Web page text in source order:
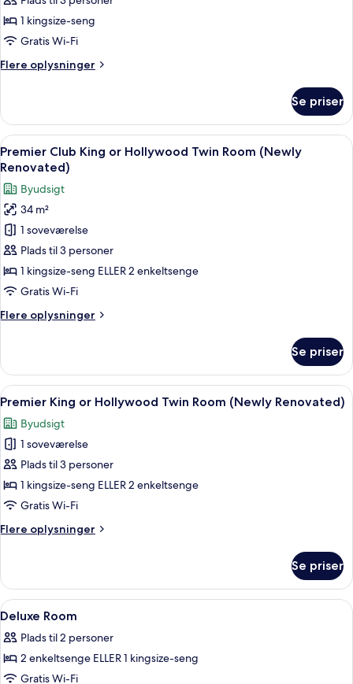
1 kingsize-seng
Gratis Wi-Fi
Flere oplysninger
Flere
værelse
Se priser
Indlæs
alle
billeder
af
Premier
Club
King
or
Hollywood
Room
Premier Club King or Hollywood
4
Premier Club King or Hollywood Twin Room (Newly
Renovated)
Byudsigt
34 m²
1 soveværelse
Plads til 3 personer
1 kingsize-seng ELLER 2 enkeltsenge
Gratis Wi-Fi
Flere oplysninger
Flere
Club
King
or
Twin
Room
Renovated)
Se priser
Indlæs
alle
billeder
af
Premier
King
or
Twin
Renovated)
Premier King or Hollywood Twin
4
Premier King or Hollywood Twin Room (Newly Renovated)
Byudsigt
1 soveværelse
Plads til 3 personer
1 kingsize-seng ELLER 2 enkeltsenge
Gratis Wi-Fi
Flere oplysninger
Flere
King
or
Hollywood
Room
(Newly
Se priser
Indlæs
alle
billeder
af
Deluxe
Pengeskab på værelset, skrivebord,
6
Deluxe Room
Plads til 2 personer
2 enkeltsenge ELLER 1 kingsize-seng
Gratis Wi-Fi